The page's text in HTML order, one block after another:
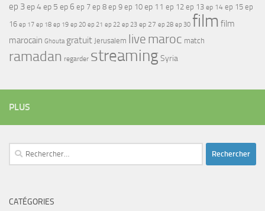
ep 3ep 4ep 5 ep 6 ep 7 ep 8 ep 9 ep 10 ep 11 ep 12 ep 13 ep 14 ep 15 ep
16 ep 17 ep 18 ep 19 ep 20 ep 21 ep 22 ep 23 ep 27 ep 28 ep 30 film film
marocain Ghouta gratuit Jerusalem live maroc match
ramadan regarder streamingSyria
PLUS
Rechercher :
CATÉGORIES